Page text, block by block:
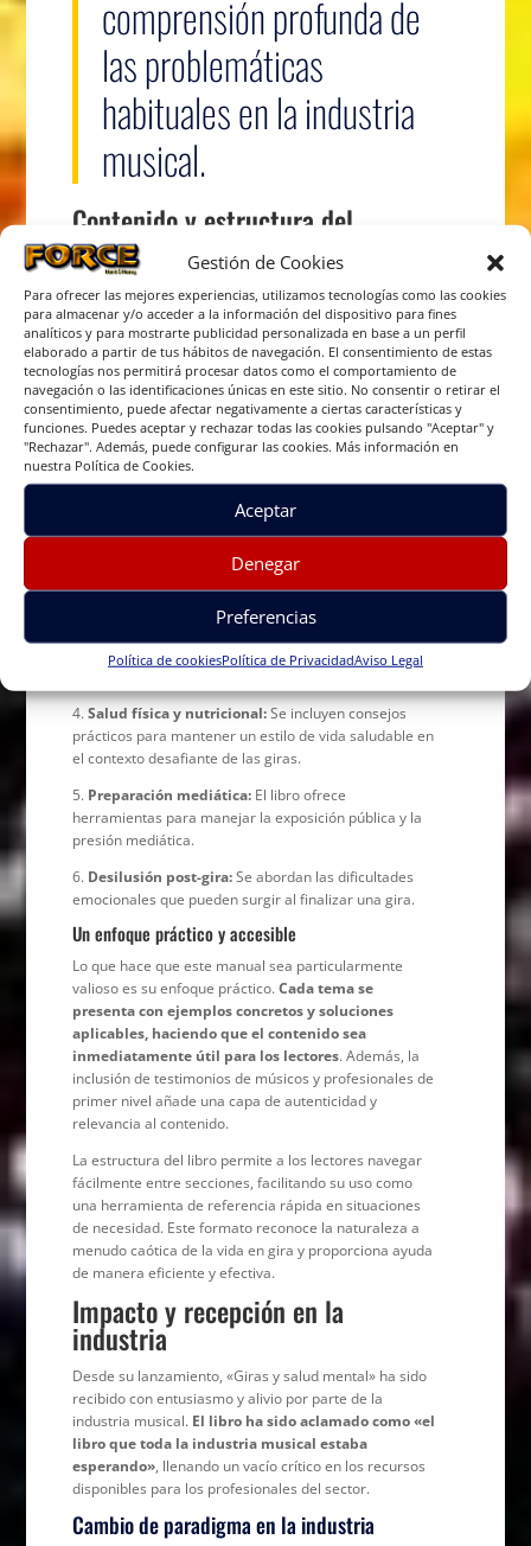
Gestión de Cookies
Para ofrecer las mejores experiencias, utilizamos tecnologías como las cookies
para almacenar y/o acceder a la información del dispositivo para fines
analíticos y para mostrarte publicidad personalizada en base a un perfil
elaborado a partir de tus hábitos de navegación. El consentimiento de estas
tecnologías nos permitirá procesar datos como el comportamiento de
navegación o las identificaciones únicas en este sitio. No consentir o retirar el
consentimiento, puede afectar negativamente a ciertas características y
funciones. Puedes aceptar y rechazar todas las cookies pulsando "Aceptar" y
"Rechazar". Además, puede configurar las cookies. Más información en
nuestra Política de Cookies.
Aceptar
Denegar
Preferencias
Política de cookiesPolítica de PrivacidadAviso Legal
comprensión profunda de
las problemáticas
habituales en la industria
musical.
Contenido y estructura del
manual
«Giras y salud mental» se destaca por su estructura
bien organizada y su contenido exhaustivo. El libro
aborda una amplia gama de temas cruciales para los
profesionales de la música, todos presentados de
manera accesible y práctica.
Temas clave abordados en el libro
1.Manejo de la ansiedad y el estrés:El libro ofrece
técnicas específicas para lidiar con la presión de las
actuaciones y la vida en la carretera.
Relaciones interpersonales:
casa, proporcionando estrategias para mantener
conexiones saludables.
aborda estos temas sensibles con empatía y ofrece
4. Salud física y nutricional:Se incluyen consejos
prácticos para mantener un estilo de vida saludable en
el contexto desafiante de las giras.
5. Preparación mediática:El libro ofrece
herramientas para manejar la exposición pública y la
presión mediática.
6. Desilusión post-gira:Se abordan las dificultades
emocionales que pueden surgir al finalizar una gira.
Un enfoque práctico y accesible
Lo que hace que este manual sea particularmente
valioso es su enfoque práctico.Cada tema se
presenta con ejemplos concretos y soluciones
aplicables, haciendo que el contenido sea
inmediatamente útil para los lectores. Además, la
inclusión de testimonios de músicos y profesionales de
primer nivel añade una capa de autenticidad y
relevancia al contenido.
La estructura del libro permite a los lectores navegar
fácilmente entre secciones, facilitando su uso como
una herramienta de referencia rápida en situaciones
de necesidad. Este formato reconoce la naturaleza a
menudo caótica de la vida en gira y proporciona ayuda
de manera eficiente y efectiva.
Impacto y recepción en la
industria
Desde su lanzamiento, «Giras y salud mental» ha sido
recibido con entusiasmo y alivio por parte de la
industria musical. El libro ha sido aclamado como «el
libro que toda la industria musical estaba
esperando», llenando un vacío crítico en los recursos
disponibles para los profesionales del sector.
Cambio de paradigma en la industria